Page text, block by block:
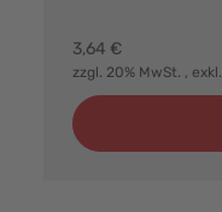
3,64 €
zzgl. 20% MwSt. , exkl.